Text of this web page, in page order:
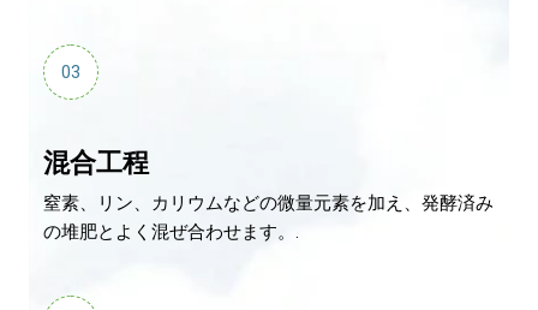
03
混合工程
窒素、リン、カリウムなどの微量元素を加え、発酵済み
の堆肥とよく混ぜ合わせます。.